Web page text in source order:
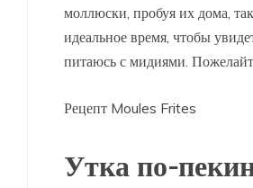
моллюски, пробуя их дома,
идеальное время, чтобы
питаюсь с мидиями.
Рецепт Moules Frites
Утка по-